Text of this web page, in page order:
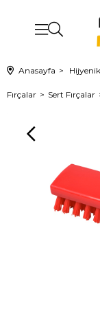
Anasayfa
Fırçalar Sert Fırçalar